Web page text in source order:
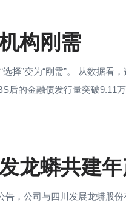
构刚需
择”变为“刚需”。 从数据看
后的金融债发行量突破9.11
龙蟒共建
告，公司与四川发展龙蟒股